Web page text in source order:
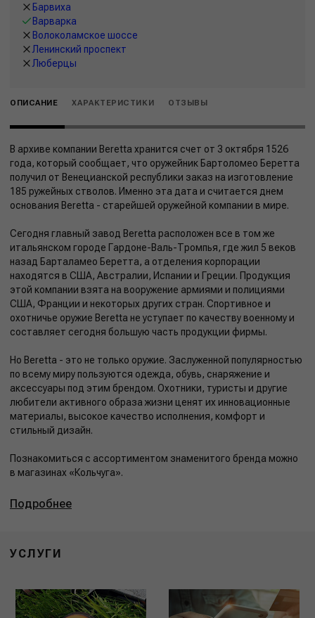
Барвиха
Варварка
Волоколамское шоссе
Ленинский проспект
Люберцы
ОПИСАНИЕ ХАРАКТЕРИСТИКИ ОТЗЫВЫ
В архиве компании Beretta хранится счет от 3 октября 1526
года, который сообщает, что оружейник Бартоломео Беретта
получил от Венецианской республики заказ на изготовление
185 ружейных стволов. Именно эта дата и считается днем
основания Beretta - старейшей оружейной компании в мире.
Сегодня главный завод Beretta расположен все в том же
итальянском городе Гардоне-Валь-Тромпья, где жил 5 веков
назад Барталамео Беретта, а отделения корпорации
находятся в США, Австралии, Испании и Греции. Продукция
этой компании взята на вооружение армиями и полициями
США, Франции и некоторых других стран. Спортивное и
охотничье оружие Beretta не уступает по качеству военному и
составляет сегодня большую часть продукции фирмы.
Но Beretta - это не только оружие. Заслуженной популярностью
по всему миру пользуются одежда, обувь, снаряжение и
аксессуары под этим брендом. Охотники, туристы и другие
любители активного образа жизни ценят их инновационные
материалы, высокое качество исполнения, комфорт и
стильный дизайн.
Познакомиться с ассортиментом знаменитого бренда можно
в магазинах «Кольчуга».
Подробнее
УСЛУГИ